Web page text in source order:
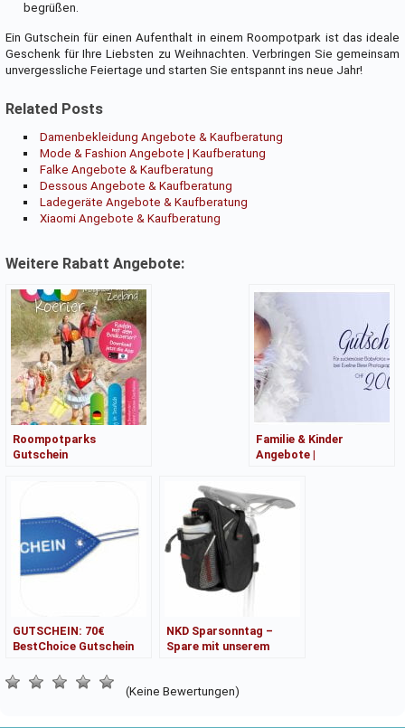
begrüßen.
Ein Gutschein für einen Aufenthalt in einem Roompotpark ist das ideale
Geschenk für Ihre Liebsten zu Weihnachten. Verbringen Sie gemeinsam
unvergessliche Feiertage und starten Sie entspannt ins neue Jahr!
Related Posts
Damenbekleidung Angebote & Kaufberatung
Mode & Fashion Angebote | Kaufberatung
Falke Angebote & Kaufberatung
Dessous Angebote & Kaufberatung
Ladegeräte Angebote & Kaufberatung
Xiaomi Angebote & Kaufberatung
Weitere Rabatt Angebote:
Roompotparks
Gutschein
Familie & Kinder
Angebote |
GUTSCHEIN: 70€
BestChoice Gutschein
NKD Sparsonntag –
Spare mit unserem
(Keine Bewertungen)